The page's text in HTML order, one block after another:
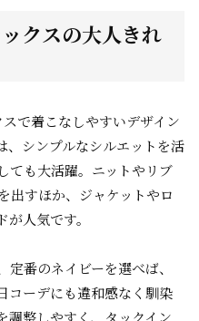
クスの大人きれ
で着こなしやすいデザイン
、シンプルなシルエットを活
ても大活躍。ニットやリブ
出すほか、ジャケットやロ
人気です。
番のネイビーを選べば、
コーデにも違和感なく馴染
調整しやすく、タックイン